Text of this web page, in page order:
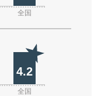
全国
4.2
全国